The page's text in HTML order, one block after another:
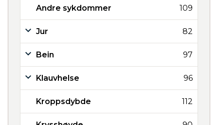
Andre sykdommer 109
Jur 82
Bein 97
Klauvhelse 96
Kroppsdybde 112